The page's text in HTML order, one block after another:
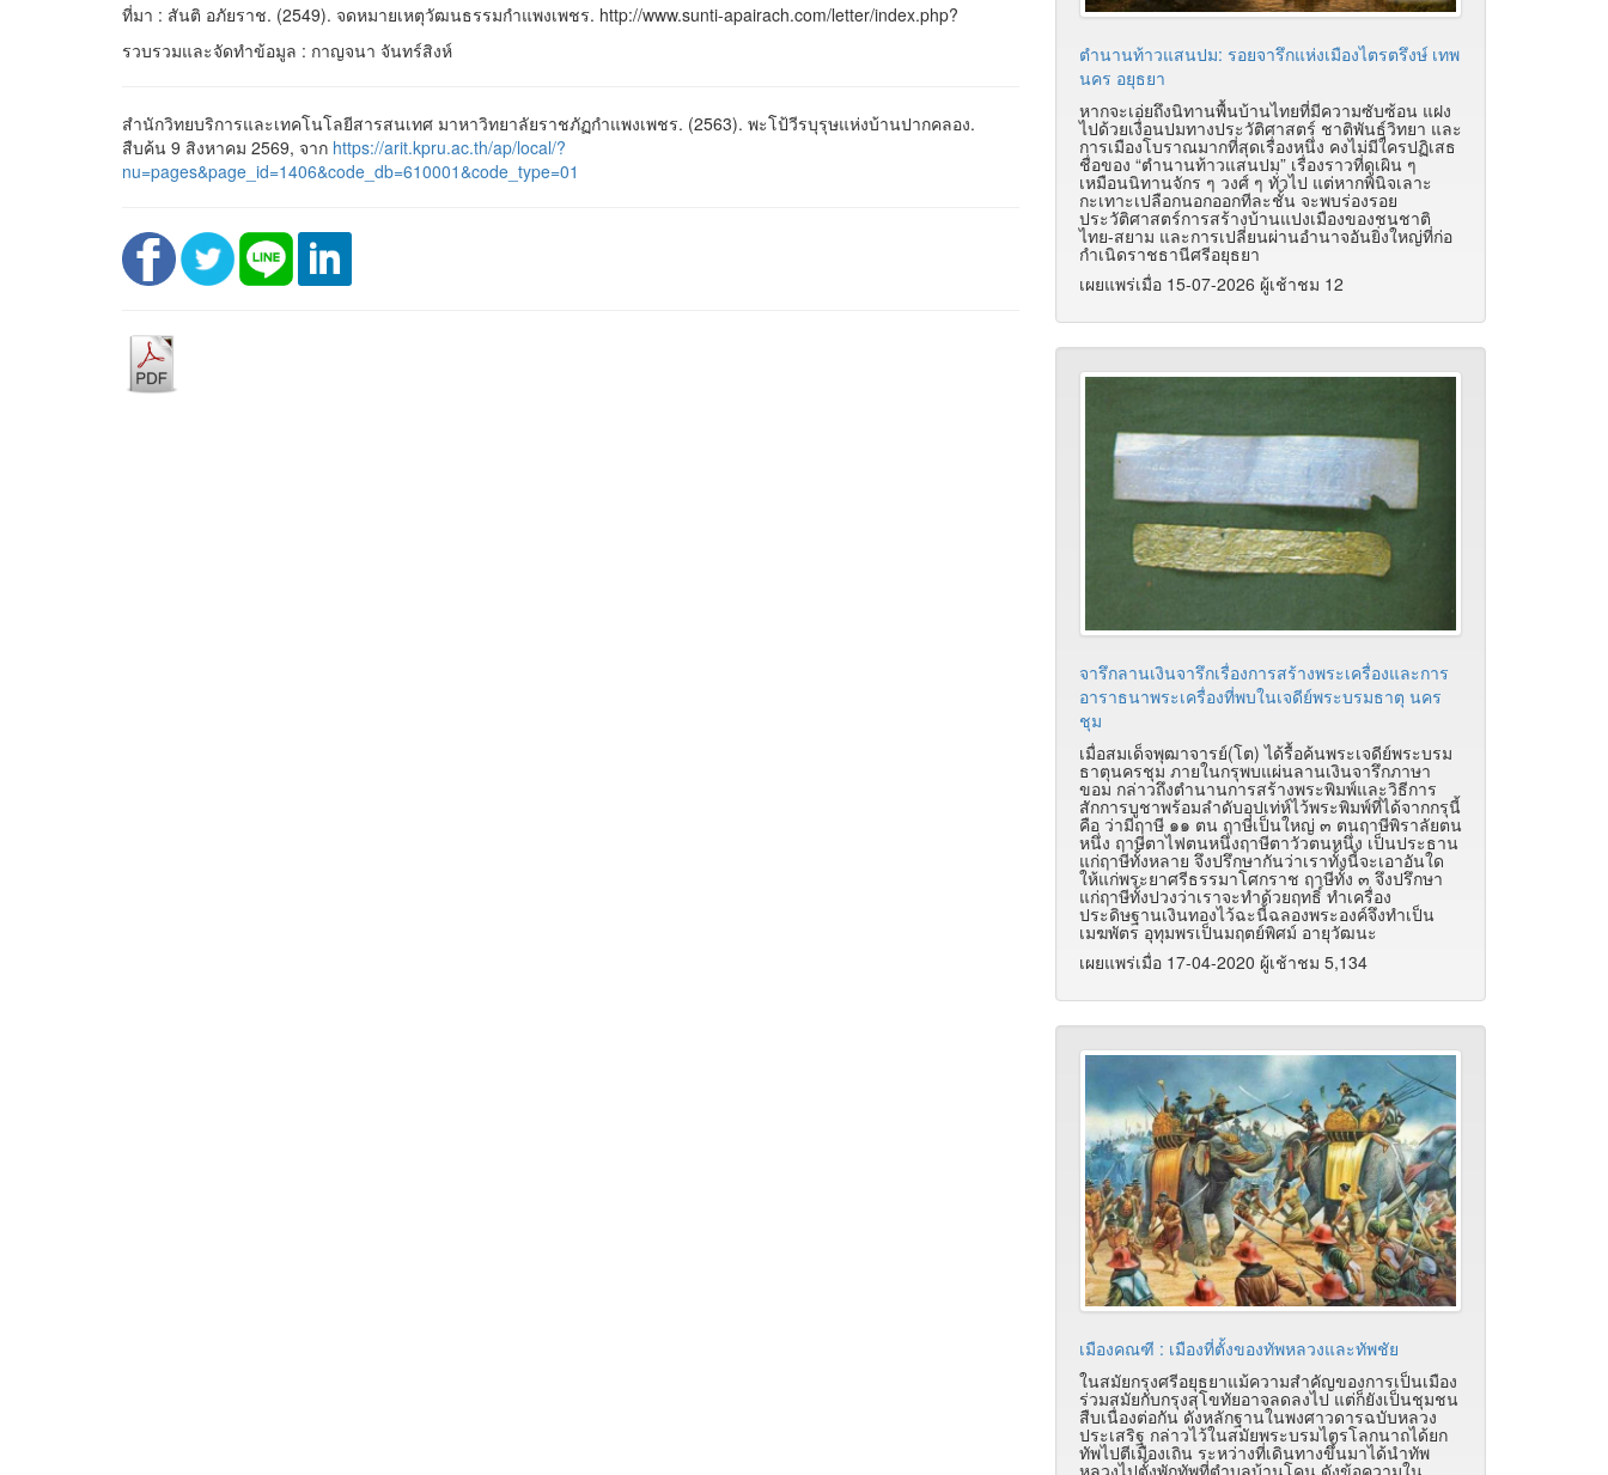
ที่มา : สันติ อภัยราช. (2549). จดหมายเหตุวัฒนธรรมกำแพงเพชร. http://www.sunti-apairach.com/letter/index.php?
รวบรวมและจัดทำข้อมูล : กาญจนา จันทร์สิงห์
สำนักวิทยบริการและเทคโนโลยีสารสนเทศ มาหาวิทยาลัยราชภัฏกำแพงเพชร. (2563). พะโป้วีรบุรุษแห่งบ้านปากคลอง.
สืบค้น 9 สิงหาคม 2569, จาก https://arit.kpru.ac.th/ap/local/?
nu=pages&page_id=1406&code_db=610001&code_type=01
ตำนานท้าวแสนปม: รอยจารึกแห่งเมืองไตรตรึงษ์ เทพ
นคร อยุธยา
หากจะเอ่ยถึงนิทานพื้นบ้านไทยที่มีความซับซ้อน แฝง
ไปด้วยเงื่อนปมทางประวัติศาสตร์ ชาติพันธุ์วิทยา และ
การเมืองโบราณมากที่สุดเรื่องหนึ่ง คงไม่มีใครปฏิเสธ
ชื่อของ “ตำนานท้าวแสนปม” เรื่องราวที่ดูเผิน ๆ
เหมือนนิทานจักร ๆ วงศ์ ๆ ทั่วไป แต่หากพินิจเลาะ
กะเทาะเปลือกนอกออกทีละชั้น จะพบร่องรอย
ประวัติศาสตร์การสร้างบ้านแปงเมืองของชนชาติ
ไทย-สยาม และการเปลี่ยนผ่านอำนาจอันยิ่งใหญ่ที่ก่อ
กำเนิดราชธานีศรีอยุธยา
เผยแพร่เมื่อ 15-07-2026 ผู้เช้าชม 12
จารึกลานเงินจารึกเรื่องการสร้างพระเครื่องและการ
อาราธนาพระเครื่องที่พบในเจดีย์พระบรมธาตุ นคร
ชุม
เมื่อสมเด็จพุฒาจารย์(โต) ได้รื้อค้นพระเจดีย์พระบรม
ธาตุนครชุม ภายในกรุพบแผ่นลานเงินจารึกภาษา
ขอม กล่าวถึงตำนานการสร้างพระพิมพ์และวิธีการ
สักการบูชาพร้อมลำดับอุปเท่ห์ไว้พระพิมพ์ที่ได้จากกรุนี้
คือ ว่ามีฤาษี ๑๑ ตน ฤาษีเป็นใหญ่ ๓ ตนฤาษีพิราลัยตน
หนึ่ง ฤาษีตาไฟตนหนึ่งฤาษีตาวัวตนหนึ่ง เป็นประธาน
แก่ฤาษีทั้งหลาย จึงปรึกษากันว่าเราทั้งนี้จะเอาอันใด
ให้แก่พระยาศรีธรรมาโศกราช ฤาษีทั้ง ๓ จึงปรึกษา
แก่ฤาษีทั้งปวงว่าเราจะทำด้วยฤทธิ์ ทำเครื่อง
ประดิษฐานเงินทองไว้ฉะนี้ฉลองพระองค์จึงทำเป็น
เมฆพัตร อุทุมพรเป็นมฤตย์พิศม์ อายุวัฒนะ
เผยแพร่เมื่อ 17-04-2020 ผู้เช้าชม 5,134
เมืองคณฑี : เมืองที่ตั้งของทัพหลวงและทัพชัย
ในสมัยกรุงศรีอยุธยาแม้ความสำคัญของการเป็นเมือง
ร่วมสมัยกับกรุงสุโขทัยอาจลดลงไป แต่ก็ยังเป็นชุมชน
สืบเนื่องต่อกัน ดังหลักฐานในพงศาวดารฉบับหลวง
ประเสริฐ กล่าวไว้ในสมัยพระบรมไตรโลกนาถได้ยก
ทัพไปตีเมืองเถิน ระหว่างที่เดินทางขึ้นมาได้นำทัพ